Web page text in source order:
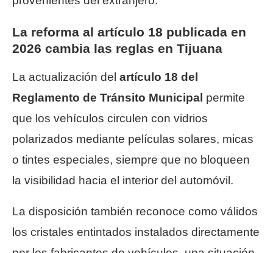
La reforma al artículo 18 publicada en
2026 cambia las reglas en Tijuana
La actualización del artículo 18 del
Reglamento de Tránsito Municipal permite
que los vehículos circulen con vidrios
polarizados mediante películas solares, micas
o tintes especiales, siempre que no bloqueen
la visibilidad hacia el interior del automóvil.
La disposición también reconoce como válidos
los cristales entintados instalados directamente